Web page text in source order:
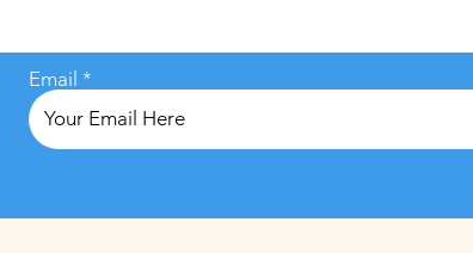
Email